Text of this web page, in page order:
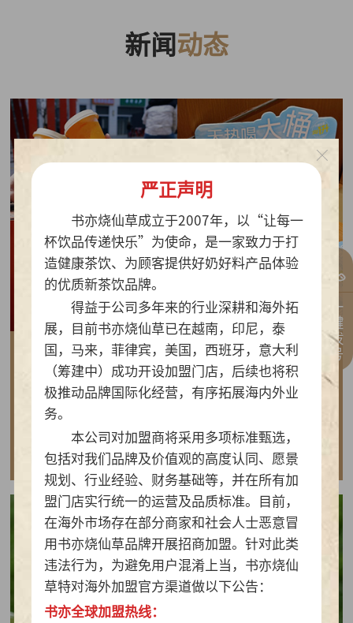
一键拨号
新闻 动态
2026-07-30
做实亲民茶饮！书亦烧仙草以“有料品类之王”拿
下2026新茶饮TOP10
查看详情
严正声明
书亦烧仙草成立于2007年，以“让每一
杯饮品传递快乐”为使命，是一家致力于打
造健康茶饮、为顾客提供好奶好料产品体验
的优质新茶饮品牌。
得益于公司多年来的行业深耕和海外拓
展，目前书亦烧仙草已在越南，印尼，泰
国，马来，菲律宾，美国，西班牙，意大利
（筹建中）成功开设加盟门店，后续也将积
极推动品牌国际化经营，有序拓展海内外业
务。
本公司对加盟商将采用多项标准甄选，
包括对我们品牌及价值观的高度认同、愿景
规划、行业经验、财务基础等，并在所有加
盟门店实行统一的运营及品质标准。目前，
在海外市场存在部分商家和社会人士恶意冒
用书亦烧仙草品牌开展招商加盟。针对此类
违法行为，为避免用户混淆上当，书亦烧仙
草特对海外加盟官方渠道做以下公告：
书亦全球加盟热线：